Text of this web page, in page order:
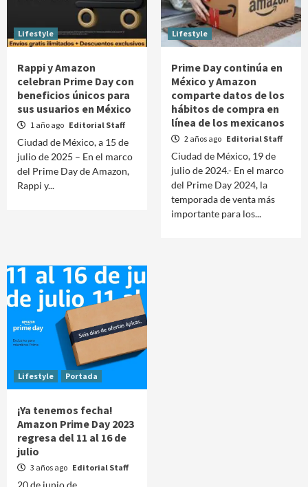
Lifestyle
Rappi y Amazon
celebran Prime Day con
beneficios únicos para
sus usuarios en México
1 año ago Editorial Staff
Ciudad de México, a 15 de
julio de 2025 – En el marco
del Prime Day de Amazon,
Rappi y...
Lifestyle
Prime Day continúa en
México y Amazon
comparte datos de los
hábitos de compra en
línea de los mexicanos
2 años ago Editorial Staff
Ciudad de México, 19 de
julio de 2024.- En el marco
del Prime Day 2024, la
temporada de venta más
importante para los...
Lifestyle Portada
¡Ya tenemos fecha!
Amazon Prime Day 2023
regresa del 11 al 16 de
julio
3 años ago Editorial Staff
20 de junio de